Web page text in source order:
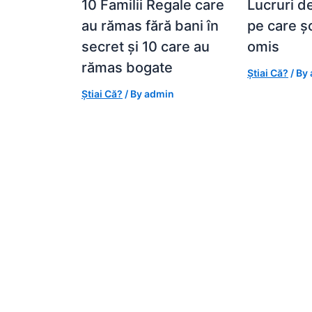
10 Familii Regale care
au rămas fără bani în
secret și 10 care au
rămas bogate
Știai Că? / Byadmin
Lucruri
pe care
omis
Știai Că? / By